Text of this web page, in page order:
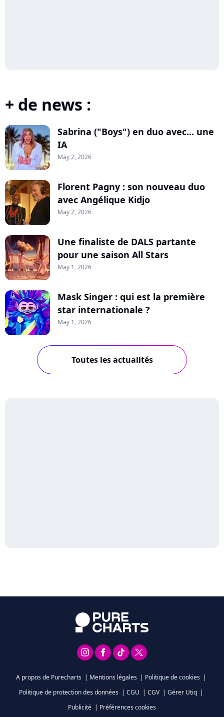
+ de news :
Sabrina ("Boys") en duo avec... une
IA
May 2, 2026
Florent Pagny : son nouveau duo
avec Angélique Kidjo
May 2, 2026
Une finaliste de DALS partante
pour une saison All Stars
May 1, 2026
Mask Singer : qui est la première
star internationale ?
May 1, 2026
Toutes les actualités
A propos de Purecharts | Mentions légales | Politique de cookies |
Politique de protection des données | CGU | CGV | Gérer Utiq |
Publicité | Préférences cookies